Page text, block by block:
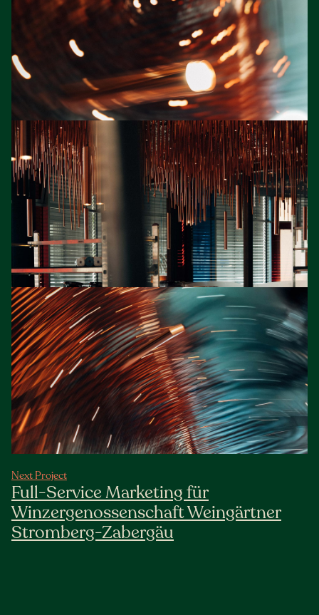
Next Project
Full-Service Marketing für
Winzergenossenschaft Weingärtner
Stromberg-Zabergäu